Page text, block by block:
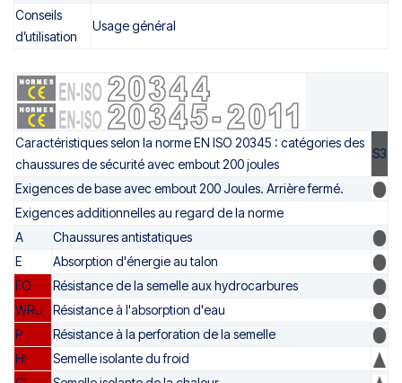
Conseils
d’utilisation
Usage général
Caractéristiques selon la norme EN ISO 20345 : catégories des
chaussures de sécurité avec embout 200 joules
S3
Exigences de base avec embout 200 Joules. Arrière fermé.
Exigences additionnelles au regard de la norme
A
Chaussures antistatiques
E
Absorption d'énergie au talon
FO
Résistance de la semelle aux hydrocarbures
WRU
Résistance à l'absorption d'eau
P
Résistance à la perforation de la semelle
HI
Semelle isolante du froid